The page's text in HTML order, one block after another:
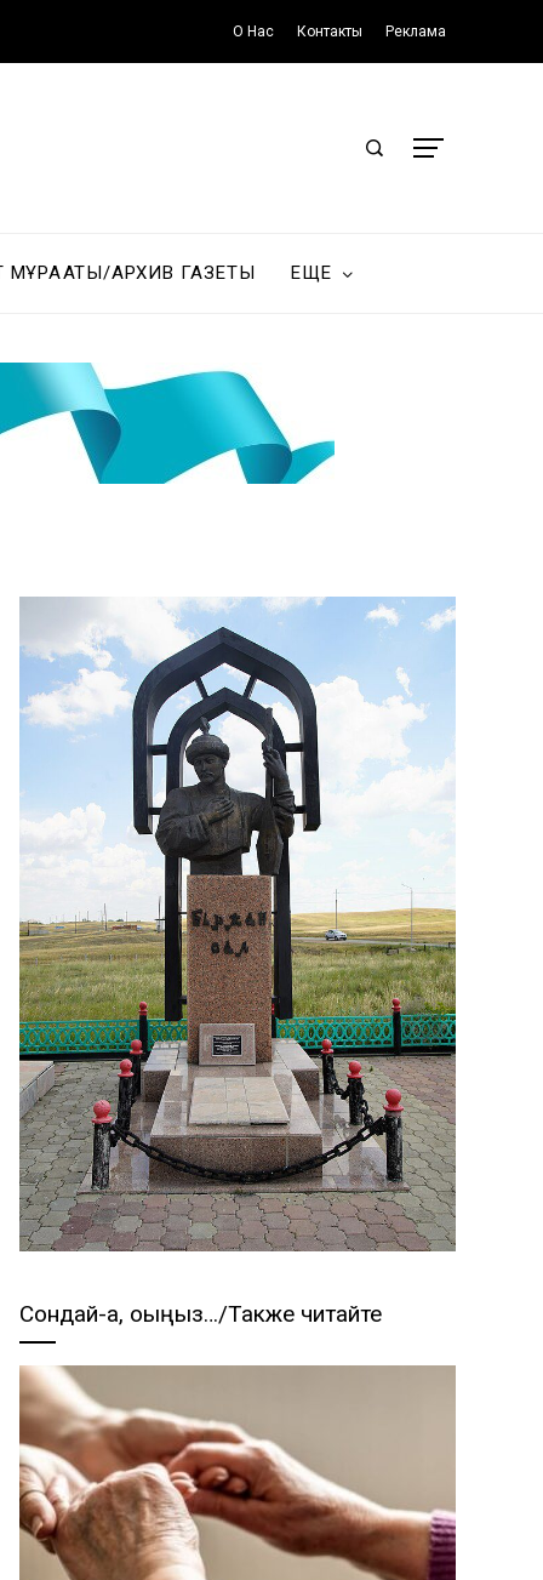
О Нас Контакты Реклама
МҰРАҒАТЫ/АРХИВ ГАЗЕТЫ ЕЩЕ
Сондай-ақ, оқыңыз…/Также читайте